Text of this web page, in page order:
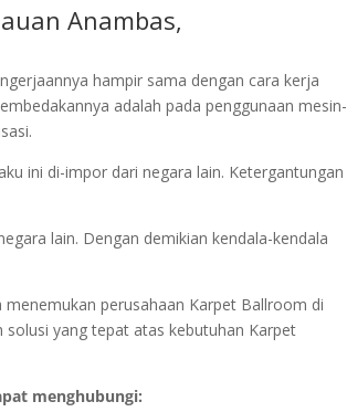
Anambas,
hampir sama dengan cara kerja
adalah pada penggunaan mesin-
ini di-impor dari negara lain. Ketergantungan
lain. Dengan demikian kendala-kendala
perusahaan Karpet Ballroom di
solusi yang tepat atas kebutuhan Karpet
menghubungi: